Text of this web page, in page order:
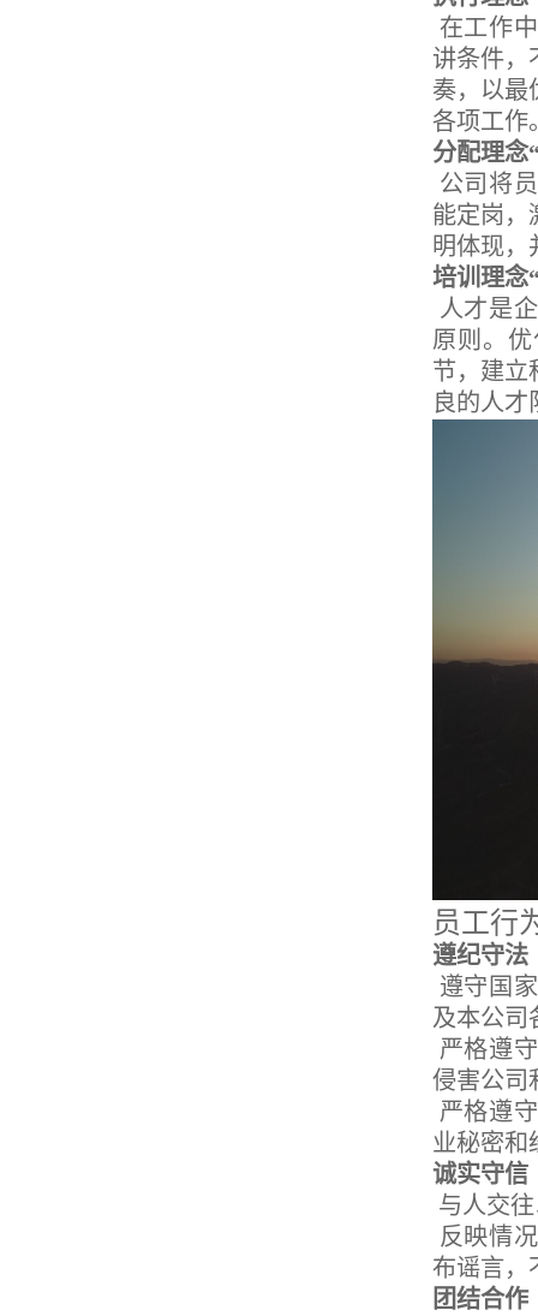
在工作
讲条件，
奏，以最
各项工作
分配理念
公司将
能定岗，
明体现，
培训理念
人才是
原则。
节，建立
良的人才
员工行
遵纪守法
遵守国
及本公司
严格遵
侵害公司
严格遵
业秘密和
诚实守信
与人交
反映情
布谣言，
团结合作